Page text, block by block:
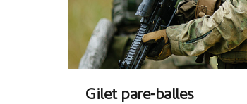
Gilet pare-balles